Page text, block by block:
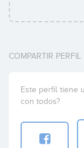
COMPARTIR PERFIL
Este perfil tiene
con todos?